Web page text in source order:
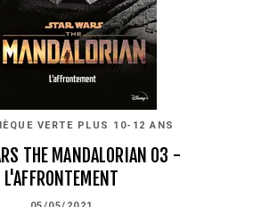
VERTE PLUS 10-12 ANS
THE MANDALORIAN 03 -
L'AFFRONTEMENT